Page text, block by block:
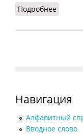
Подробнее
Навигация
Алфавитный
Вводное слово